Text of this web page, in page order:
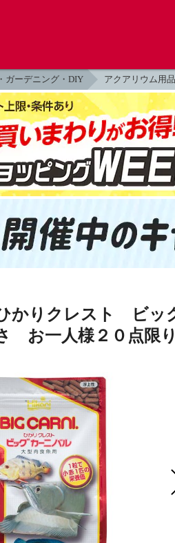
ガーデニング・DIY アクアリウム用品
かりクレスト ビ
一人様２０点限り